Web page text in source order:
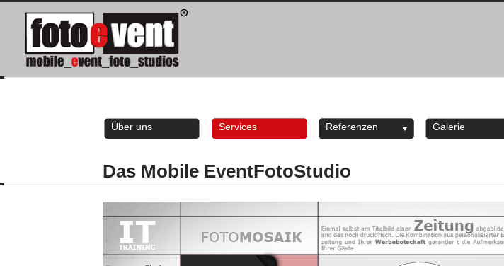
Das Mobile EventFotoStudio
Über uns Services Referenzen Galerie